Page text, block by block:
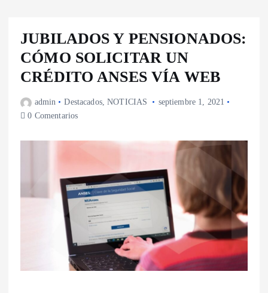
JUBILADOS Y PENSIONADOS:
CÓMO SOLICITAR UN
CRÉDITO ANSES VÍA WEB
admin Destacados,NOTICIAS
septiembre 1, 2021
0 Comentarios